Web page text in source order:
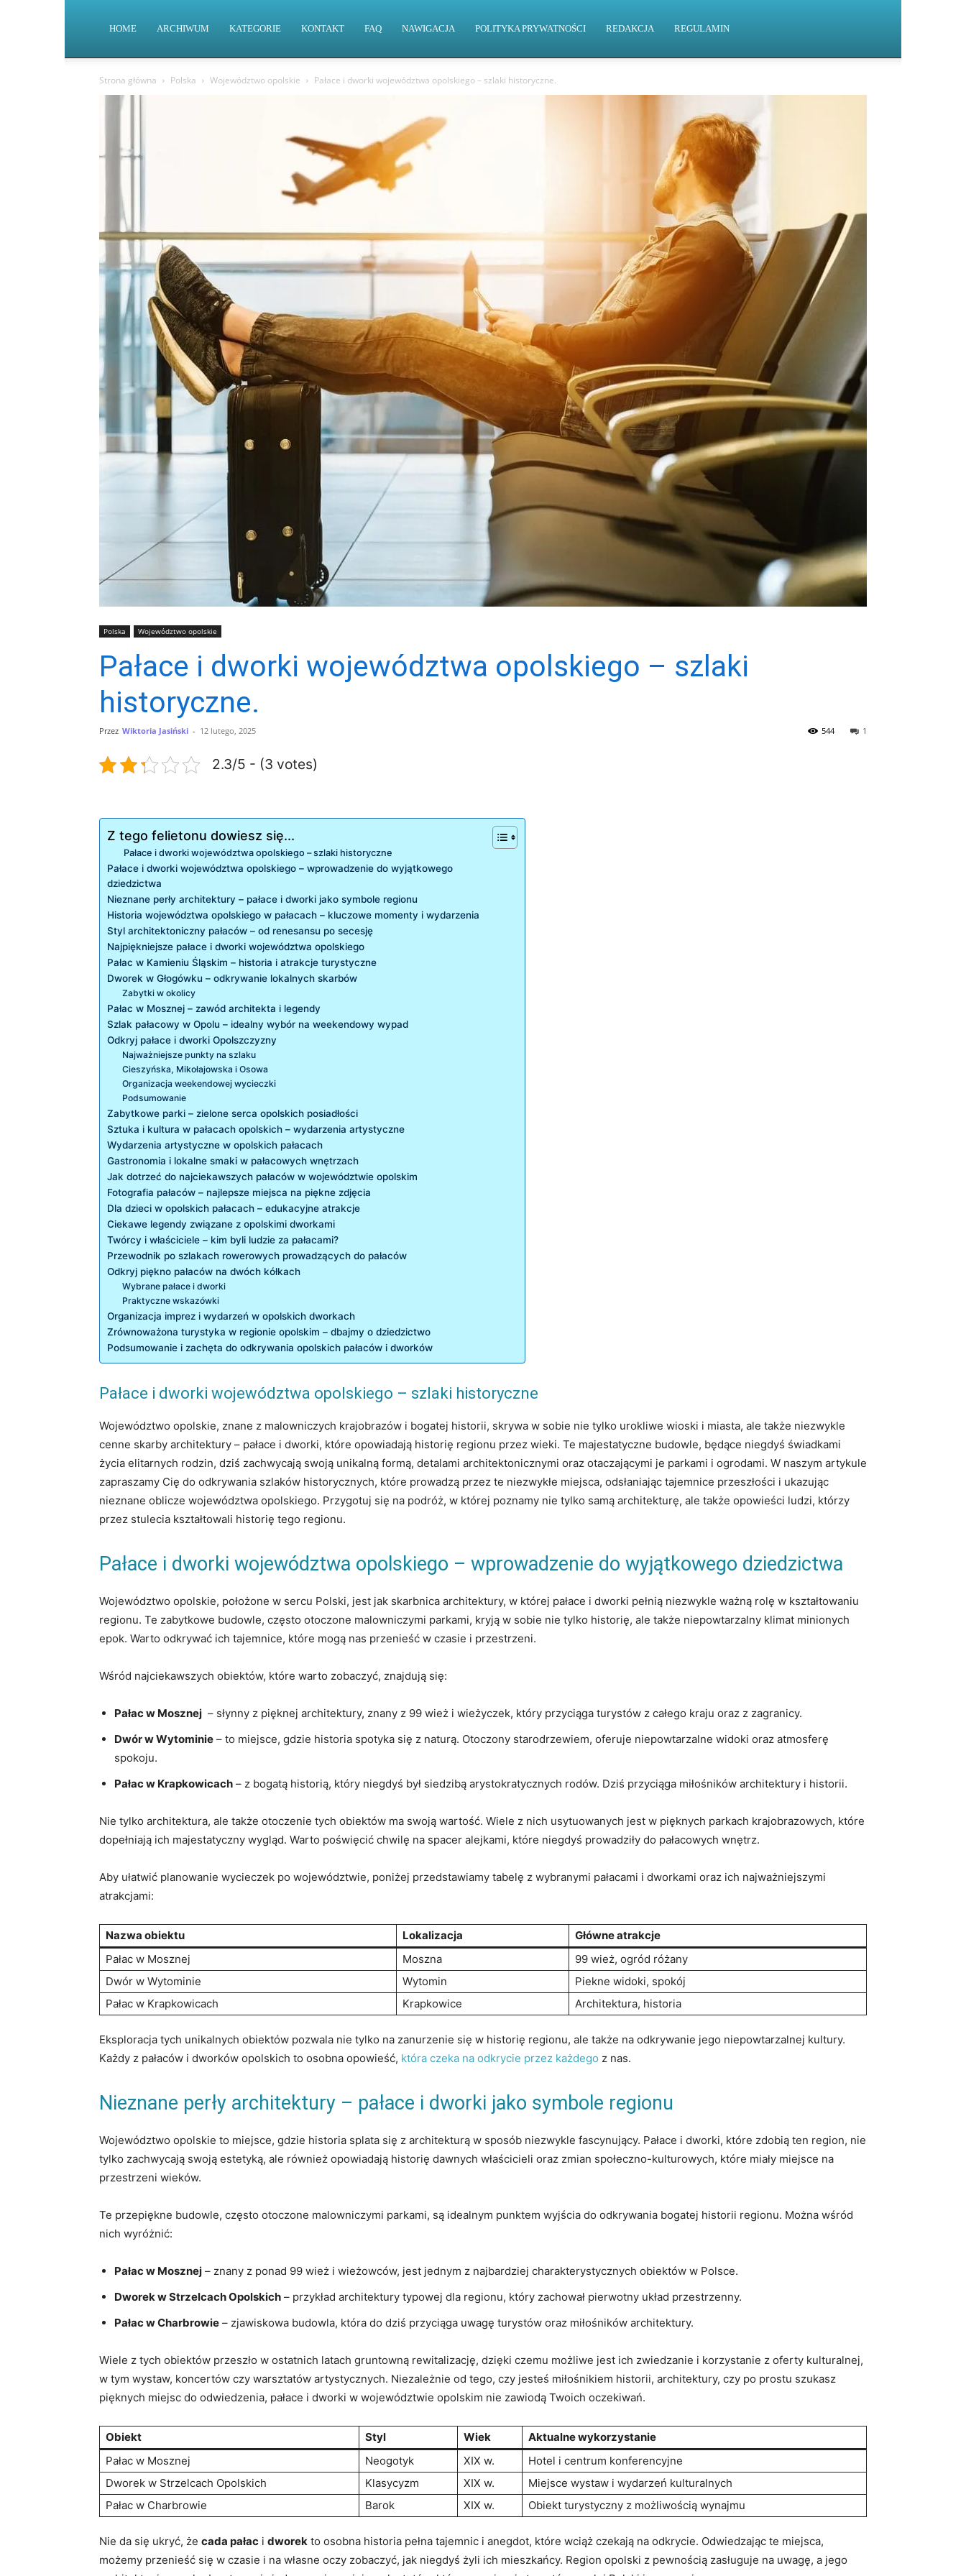
HOME ARCHIWUM KATEGORIE KONTAKT FAQ NAWIGACJA POLITYKA PRYWATNOŚCI REDAKCJA REGULAMIN
Strona główna Polska Województwo opolskie Pałace i dworki województwa opolskiego – szlaki historyczne.
Polska Województwo opolskie
Pałace i dworki województwa opolskiego – szlaki
historyczne.
Przez Wiktoria Jasiński - 12 lutego, 2025 1
544
2.3/5 - (3 votes)
Z tego felietonu dowiesz się...
Pałace⁤ i dworki województwa opolskiego – szlaki historyczne
Pałace⁤ i dworki ⁢województwa opolskiego – wprowadzenie do wyjątkowego
dziedzictwa
Nieznane ‍perły architektury ‍– pałace i dworki jako symbole regionu
Historia województwa opolskiego ​w pałacach‌ – kluczowe momenty i wydarzenia
Styl architektoniczny pałaców – od renesansu po secesję
Najpiękniejsze pałace i dworki województwa opolskiego
Pałac w Kamieniu Śląskim – ​historia⁣ i atrakcje turystyczne
Dworek w Głogówku – odkrywanie lokalnych skarbów
Zabytki w okolicy
Pałac w Mosznej – zawód architekta‍ i legendy
Szlak ‌pałacowy w ‍Opolu ⁢– idealny wybór na weekendowy​ wypad
Odkryj pałace i dworki Opolszczyzny
Najważniejsze punkty na szlaku
Cieszyńska, Mikołajowska i Osowa
Organizacja ‍weekendowej​ wycieczki
Podsumowanie
Zabytkowe parki – zielone serca opolskich posiadłości
Sztuka ⁣i ‍kultura w pałacach opolskich – wydarzenia artystyczne
Wydarzenia artystyczne w opolskich pałacach
Gastronomia ⁤i lokalne smaki w pałacowych wnętrzach
Jak dotrzeć ​do najciekawszych pałaców w województwie opolskim
Fotografia pałaców‌ – ⁣najlepsze miejsca na piękne zdjęcia
Dla dzieci w opolskich pałacach – edukacyjne atrakcje
Ciekawe legendy związane z opolskimi​ dworkami
Twórcy i właściciele ‍– kim byli ⁣ludzie za ‍pałacami?
Przewodnik po szlakach​ rowerowych prowadzących do pałaców
Odkryj piękno pałaców na dwóch kółkach
Wybrane pałace i dworki
Praktyczne​ wskazówki
Organizacja imprez i wydarzeń ⁤w opolskich dworkach
Zrównoważona ⁤turystyka w regionie‌ opolskim – dbajmy o dziedzictwo
Podsumowanie i zachęta⁤ do odkrywania ⁤opolskich​ pałaców i dworków
Pałace⁤ i dworki województwa opolskiego – szlaki historyczne
Województwo⁢ opolskie, znane z malowniczych krajobrazów i bogatej historii, skrywa ⁣w sobie‌ nie tylko urokliwe wioski⁣ i miasta, ale⁤ także⁢ niezwykle
cenne skarby architektury – pałace i dworki, które opowiadają historię ⁢regionu przez wieki. Te majestatyczne budowle, będące niegdyś świadkami
życia⁢ elitarnych rodzin, ‌dziś zachwycają swoją ⁢unikalną formą, detalami architektonicznymi oraz‍ otaczającymi je parkami i ogrodami. W naszym ‌artykule
zapraszamy Cię​ do odkrywania szlaków historycznych,⁣ które ⁤prowadzą przez te niezwykłe miejsca, odsłaniając tajemnice przeszłości ​i ukazując
nieznane oblicze województwa opolskiego. Przygotuj ​się na podróż, ​w której poznamy nie tylko samą architekturę, ale także​ opowieści ludzi, którzy
przez​ stulecia kształtowali historię tego regionu.
Pałace⁤ i dworki ⁢województwa opolskiego – wprowadzenie do wyjątkowego dziedzictwa
Województwo opolskie, położone w sercu Polski, jest jak skarbnica architektury,‌ w której pałace i dworki pełnią ‌niezwykle ⁢ważną rolę w kształtowaniu
regionu. Te zabytkowe budowle, ⁤często⁢ otoczone malowniczymi parkami, kryją w sobie nie⁣ tylko historię, ale także niepowtarzalny ‌klimat ​minionych
⁢epok. Warto⁣ odkrywać ‍ich tajemnice, które mogą nas przenieść w czasie i przestrzeni.
Wśród najciekawszych⁣ obiektów, które warto zobaczyć, znajdują‍ się:
Pałac‌ w Mosznej ‌ – słynny z pięknej​ architektury, znany z 99 wież i ‍wieżyczek,​ który przyciąga‍ turystów ‍z całego ‍kraju oraz⁤ z zagranicy.
Dwór w Wytominie – to⁤ miejsce, gdzie historia spotyka się z naturą. Otoczony ⁢starodrzewiem, oferuje niepowtarzalne widoki oraz atmosferę
⁣spokoju.
Pałac w⁤ Krapkowicach – z bogatą historią, który ⁣niegdyś był siedzibą ⁤arystokratycznych ⁢rodów. Dziś przyciąga miłośników architektury i historii.
Nie tylko architektura, ale także otoczenie tych obiektów ma swoją wartość. Wiele z nich usytuowanych jest w pięknych parkach krajobrazowych, które
dopełniają ich majestatyczny‍ wygląd. Warto poświęcić chwilę na spacer alejkami,⁤ które niegdyś prowadziły​ do pałacowych wnętrz.
Aby⁢ ułatwić planowanie wycieczek‍ po województwie, poniżej ⁣przedstawiamy tabelę z wybranymi pałacami ‌i ⁢dworkami oraz ich‍ najważniejszymi
atrakcjami:
Nazwa obiektu Lokalizacja
Główne atrakcje
Pałac w Mosznej
Moszna
99 wież, ogród różany
Dwór w Wytominie
Wytomin
Piekne⁢ widoki, spokój
Pałac w Krapkowicach
Krapkowice Architektura, ⁢historia
Eksploracja tych unikalnych obiektów pozwala nie tylko⁤ na zanurzenie się w historię regionu, ale także na odkrywanie jego niepowtarzalnej kultury.
Każdy​ z pałaców i dworków opolskich to osobna opowieść, która czeka na odkrycie przez każdego z nas.
Nieznane ‍perły architektury ‍– pałace i dworki jako symbole regionu
Województwo ⁢opolskie to ​miejsce, gdzie historia splata się z architekturą⁣ w sposób niezwykle fascynujący. Pałace i dworki, które zdobią ten region, nie
tylko zachwycają swoją estetyką, ale‍ również opowiadają⁢ historię dawnych właścicieli oraz‍ zmian społeczno-kulturowych, które miały miejsce na
przestrzeni wieków.
Te przepiękne budowle, ‌często otoczone malowniczymi parkami, są idealnym punktem wyjścia do odkrywania bogatej historii regionu. Można wśród
nich wyróżnić:
Pałac w Mosznej –⁣ znany z ponad 99⁣ wież i wieżowców,‍ jest jednym z najbardziej⁣ charakterystycznych obiektów​ w Polsce.
Dworek w Strzelcach Opolskich – przykład architektury typowej dla regionu, który zachował‍ pierwotny układ przestrzenny.
Pałac ‌w ‌Charbrowie – zjawiskowa ‍budowla, która do dziś przyciąga uwagę turystów ‌oraz miłośników⁢ architektury.
Wiele‍ z tych obiektów przeszło‍ w ostatnich latach gruntowną rewitalizację, dzięki czemu możliwe jest ich ‍zwiedzanie i korzystanie z oferty kulturalnej,⁢
w‌ tym wystaw, koncertów czy⁢ warsztatów ⁢artystycznych. Niezależnie ​od tego, czy jesteś miłośnikiem‍ historii, architektury, czy po ​prostu szukasz
pięknych ⁤miejsc do odwiedzenia, pałace i dworki w województwie‍ opolskim nie‌ zawiodą Twoich oczekiwań.
Obiekt Styl Wiek
Aktualne wykorzystanie
Pałac w Mosznej
Neogotyk XIX w.
Hotel i⁣ centrum ‍konferencyjne
Dworek w​ Strzelcach Opolskich
Klasycyzm XIX⁢ w.
Miejsce wystaw i wydarzeń kulturalnych
Pałac w Charbrowie
Barok XIX w. Obiekt turystyczny z możliwością wynajmu
Nie da się ukryć, że cada pałac i dworek ‍to osobna historia ‍pełna tajemnic i anegdot, które wciąż czekają na odkrycie. Odwiedzając te miejsca,
⁣możemy ​przenieść się w czasie i ‌na ‌własne oczy zobaczyć, ​jak niegdyś żyli ich mieszkańcy. Region opolski z ‍pewnością zasługuje na uwagę, a ​jego